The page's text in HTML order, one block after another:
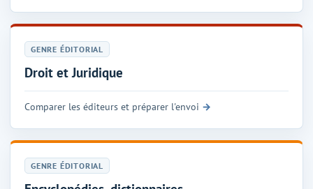
GENRE ÉDITORIAL
Droit et Juridique
Comparer les éditeurs et préparer l'envoi
GENRE ÉDITORIAL